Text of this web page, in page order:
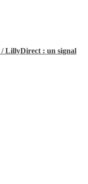
LillyDirect : un signal